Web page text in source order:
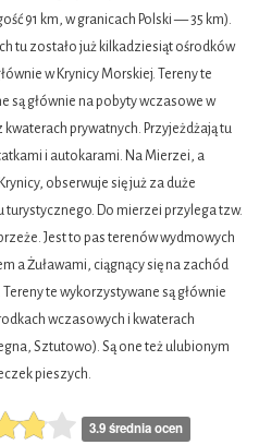
3.9 średnia ocen